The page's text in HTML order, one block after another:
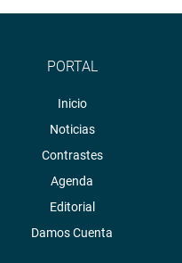
PORTAL
Inicio
Noticias
Contrastes
Agenda
Editorial
Damos Cuenta